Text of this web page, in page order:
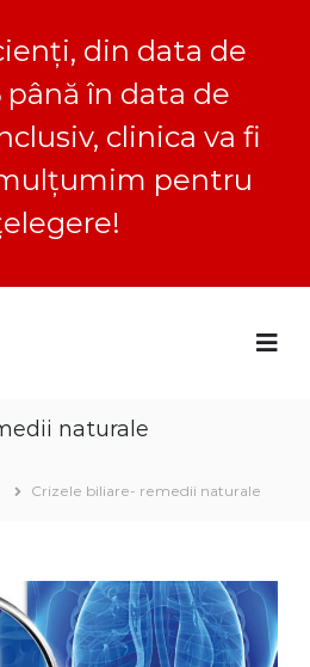
din data de
până în data de
clinica va fi
pentru
u
D
n
a
c
D
i
v
naturale
Crizele biliare- remedii naturale